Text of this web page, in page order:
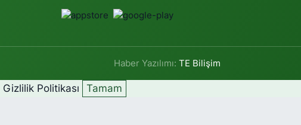
Haber Yazılımı:TE Bilişim
Gizlilik Politikası Tamam